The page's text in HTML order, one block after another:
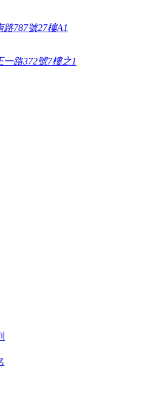
787號27樓A1
路372號7樓之1